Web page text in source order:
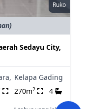
Ruko
Sedayu City,
Kelapa Gading
270m2 4